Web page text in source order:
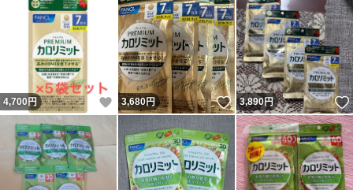
4,700 円 いいね！
3,680円 いいね！
3,890円